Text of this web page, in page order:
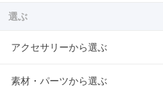
選ぶ
アクセサリーから選ぶ
素材・パーツから選ぶ